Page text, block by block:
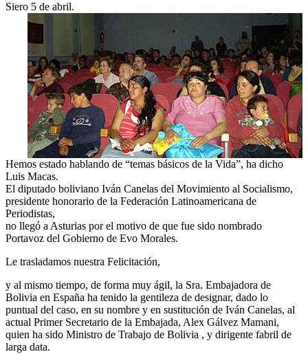
Siero 5 de abril.
Hemos estado hablando de “temas básicos de la Vida”, ha dicho
Luis Macas.
El diputado boliviano Iván Canelas del Movimiento al Socialismo,
presidente honorario de la Federación Latinoamericana de
Periodistas,
no llegó a Asturias por el motivo de que fue sido nombrado
Portavoz del Gobierno de Evo Morales.
Le trasladamos nuestra Felicitación,
y al mismo tiempo, de forma muy ágil, la Sra. Embajadora de
Bolivia en España ha tenido la gentileza de designar, dado lo
puntual del caso, en su nombre y en sustitución de Iván Canelas, al
actual Primer Secretario de la Embajada, Alex Gálvez Mamani,
quien ha sido Ministro de Trabajo de Bolivia , y dirigente fabril de
larga data.